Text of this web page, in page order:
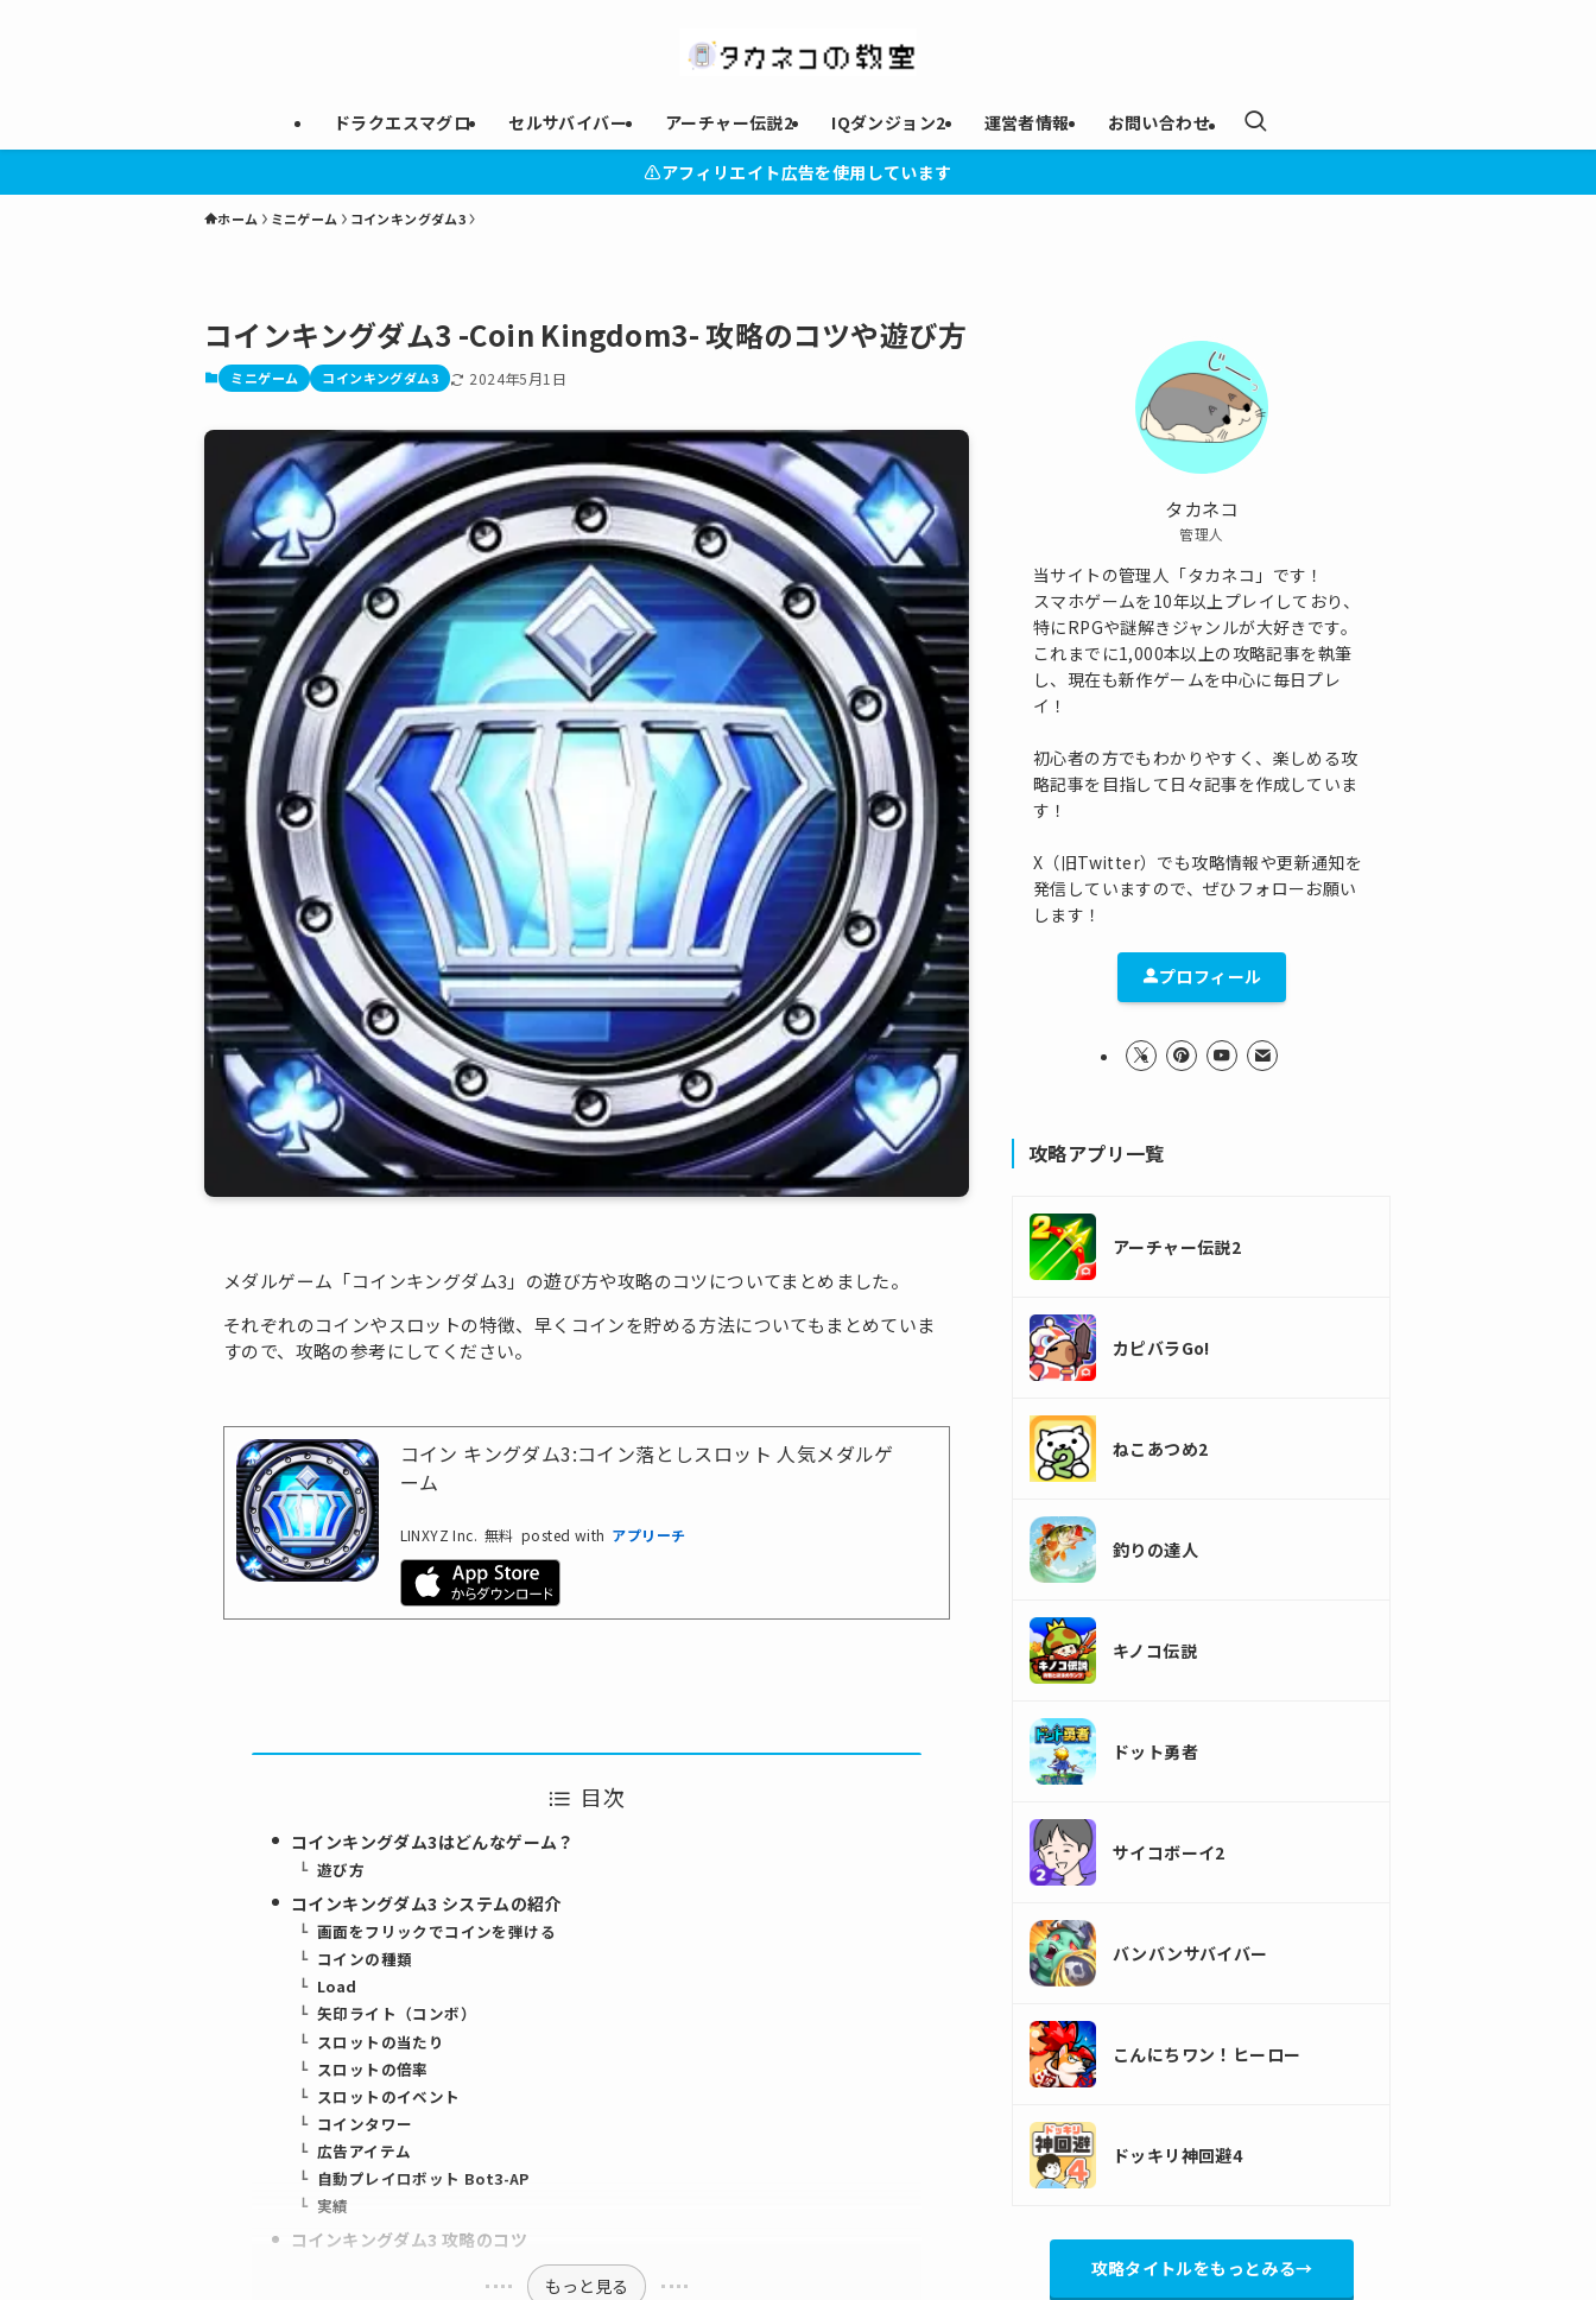
ドラクエスマグロ セルサバイバー アーチャー伝説2 IQダンジョン2 運営者情報 お問い合わせ
⚠︎アフィリエイト広告を使用しています
ホーム ミニゲーム コインキングダム3
コインキングダム3 -Coin Kingdom3- 攻略のコツや遊び方
ミニゲーム コインキングダム3 2024年5月1日
メダルゲーム「コインキングダム3」の遊び方や攻略のコツについてまとめました。
それぞれのコインやスロットの特徴、早くコインを貯める方法についてもまとめていま
すので、攻略の参考にしてください。
コイン キングダム3:コイン落としスロット 人気メダルゲ
ーム
LINXYZ Inc. 無料 posted with アプリーチ
目次
コインキングダム3はどんなゲーム？
遊び方
コインキングダム3 システムの紹介
画面をフリックでコインを弾ける
コインの種類
Load
矢印ライト（コンボ）
スロットの当たり
スロットの倍率
スロットのイベント
コインタワー
広告アイテム
自動プレイロボット Bot3-AP
実績
コインキングダム3 攻略のコツ
もっと見る
タカネコ
管理人
当サイトの管理人「タカネコ」です！
スマホゲームを10年以上プレイしており、
特にRPGや謎解きジャンルが大好きです。
これまでに1,000本以上の攻略記事を執筆
し、現在も新作ゲームを中心に毎日プレ
イ！
初心者の方でもわかりやすく、楽しめる攻
略記事を目指して日々記事を作成していま
す！
X（旧Twitter）でも攻略情報や更新通知を
発信していますので、ぜひフォローお願い
します！
プロフィール
攻略アプリ一覧
アーチャー伝説2
カピバラGo!
ねこあつめ2
釣りの達人
キノコ伝説
ドット勇者
サイコボーイ2
バンバンサバイバー
こんにちワン！ヒーロー
ドッキリ神回避4
攻略タイトルをもっとみる→